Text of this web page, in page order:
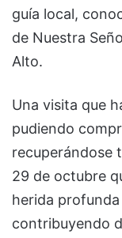
guía local,
de Nuestra
Alto.
Una visita que
pudiendo
recuperándose
29 de octubre
herida
contribuyendo